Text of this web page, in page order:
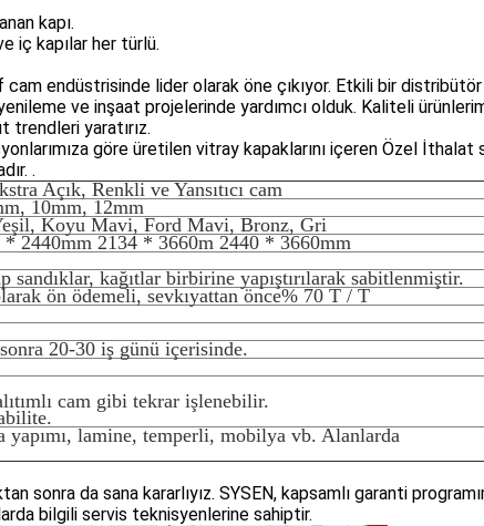
kapı.
iç kapılar her türlü.
endüstrisinde lider olarak öne çıkıyor. Etkili bir distribütör
ve inşaat projelerinde yardımcı olduk. Kaliteli
trendleri yaratırız.
göre üretilen vitray kapaklarını içeren Özel İthalat
.
Açık, Renkli ve Yansıtıcı cam
10mm, 12mm
Koyu Mavi, Ford Mavi, Bronz, Gri
2440mm 2134 * 3660m 2440 * 3660mm
sandıklar, kağıtlar birbirine yapıştırılarak sabitlenmiştir.
ön ödemeli, sevkıyattan önce% 70 T / T
20-30 iş günü içerisinde.
cam gibi tekrar işlenebilir.
yapımı, lamine, temperli, mobilya vb. Alanlarda
sonra da sana kararlıyız. SYSEN, kapsamlı garanti
bilgili servis teknisyenlerine sahiptir.